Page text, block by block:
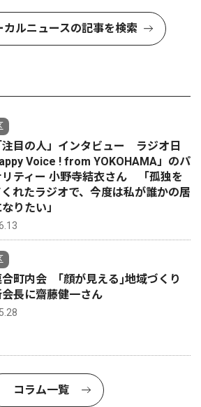
カルニュースの記事を検索
注目の人」インタビュー ラジオ日
Voice ! from YOKOHAMA」のパ
リティー 小野寺結衣さん 「孤独を
れたラジオで、今度は私が誰かの居
りたい」
合町内会 ｢顔が見える｣地域づくり
長に齋藤健一さん
コラム一覧